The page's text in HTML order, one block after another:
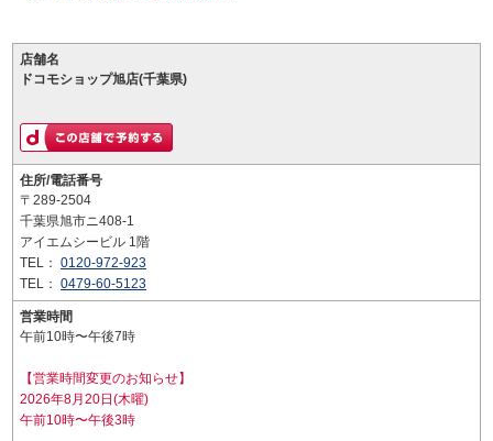
店舗名
ドコモショップ旭店(千葉県)
住所/電話番号
〒289-2504
千葉県旭市ニ408-1
アイエムシービル 1階
TEL： 0120-972-923
TEL： 0479-60-5123
営業時間
午前10時〜午後7時
【営業時間変更のお知らせ】
2026年8月20日(木曜)
午前10時〜午後3時